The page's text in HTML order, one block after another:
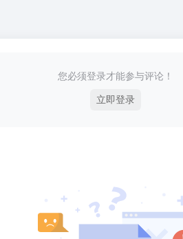
您必须登录才能参与评论！
立即登录